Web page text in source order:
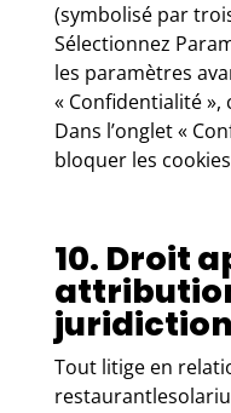
(symbolisé par
Sélectionnez
les paramètres
« Confidentialité »,
Dans l’onglet «
bloquer les
10. Droit
Tout litige en